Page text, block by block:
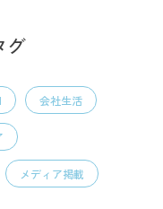
グ
会社生活
メディア掲載